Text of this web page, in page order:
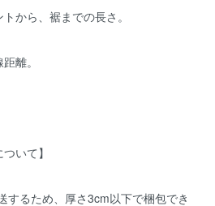
から、裾までの長さ。
離。
いて】
するため、厚さ3cm以下で梱包でき